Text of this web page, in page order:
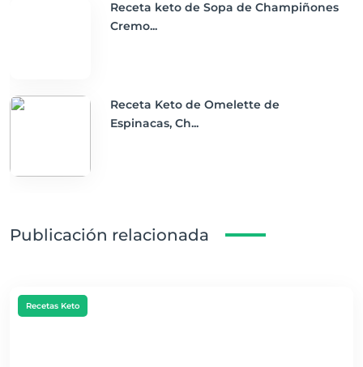
Receta keto de Sopa de Champiñones
Cremo...
Receta Keto de Omelette de
Espinacas, Ch...
Publicación relacionada
Recetas Keto